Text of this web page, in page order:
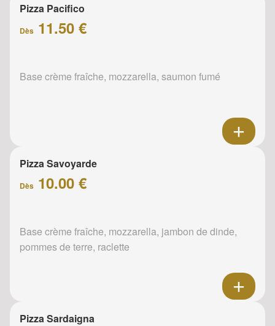
Pizza Pacifico
Dès 11.50 €
Base crème fraîche, mozzarella, saumon fumé
Pizza Savoyarde
Dès 10.00 €
Base crème fraîche, mozzarella, jambon de dinde,
pommes de terre, raclette
Pizza Sardaigna